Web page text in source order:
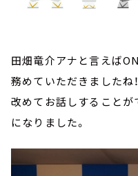
田畑竜介アナと言えば
務めていただきましたね！
改めてお話しすることが
になりました。